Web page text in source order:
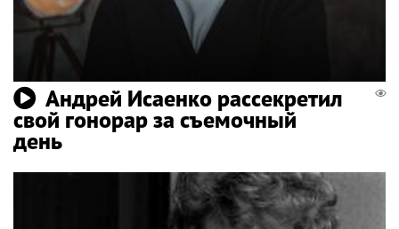
Андрей Исаенко рассекретил
свой гонорар за съемочный
день